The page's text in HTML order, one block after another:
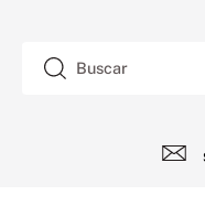
Buscar